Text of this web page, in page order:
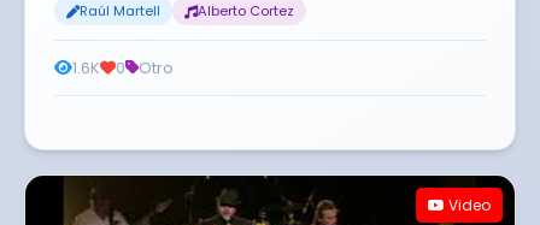
Raúl Martell Alberto Cortez
1.6K 0 Otro
Video